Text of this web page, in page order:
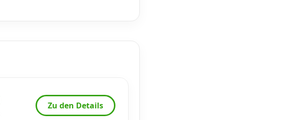
Zu den Details